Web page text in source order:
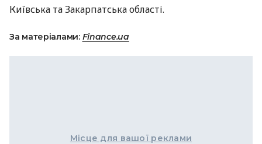
Київська та Закарпатська області.
За матеріалами: Finance.ua
Місце для вашої реклами